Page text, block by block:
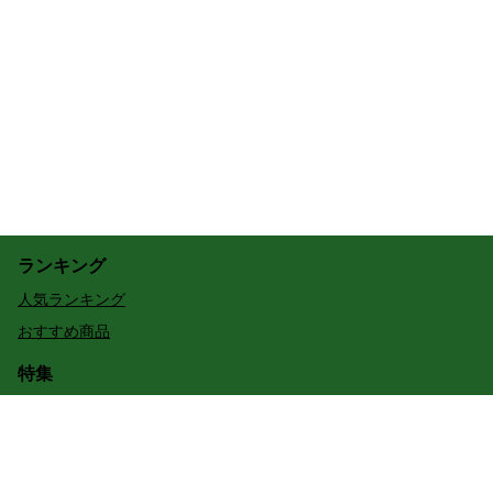
ランキング
人気ランキング
おすすめ商品
特集